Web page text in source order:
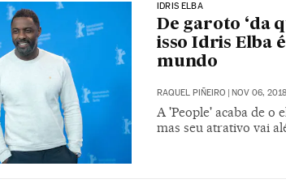
IDRIS ELBA
De garoto ‘da
isso Idris Elba
mundo
RAQUEL PIÑEIRO | NOV 06,
A 'People' acaba de o
mas seu atrativo vai